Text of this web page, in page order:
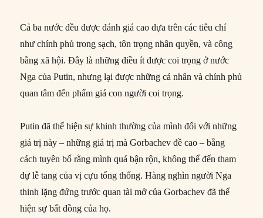
Cả ba nước đều được đánh giá cao dựa trên các tiêu chí
như chính phủ trong sạch, tôn trọng nhân quyền, và công
bằng xã hội. Đây là những điều ít được coi trọng ở nước
Nga của Putin, nhưng lại được những cá nhân và chính phủ
quan tâm đến phẩm giá con người coi trọng.
Putin đã thể hiện sự khinh thường của mình đối với những
giá trị này – những giá trị mà Gorbachev đề cao – bằng
cách tuyên bố rằng mình quá bận rộn, không thể đến tham
dự lễ tang của vị cựu tổng thống. Hàng nghìn người Nga
thinh lặng đứng trước quan tài mở của Gorbachev đã thể
hiện sự bất đồng của họ.